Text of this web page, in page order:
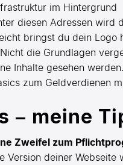
im Hintergrund
diesen Adressen wird
bringst du dein Logo
die Grundlagen
Inhalte gesehen werden.
zum Geldverdienen
– meine
Zweifel zum
Version deiner